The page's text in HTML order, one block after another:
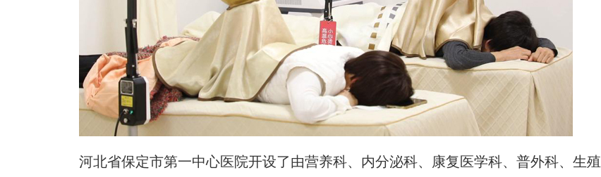
河北省保定市第一中心医院开设了由营养科、内分泌科、康复医学科、普外科、生殖